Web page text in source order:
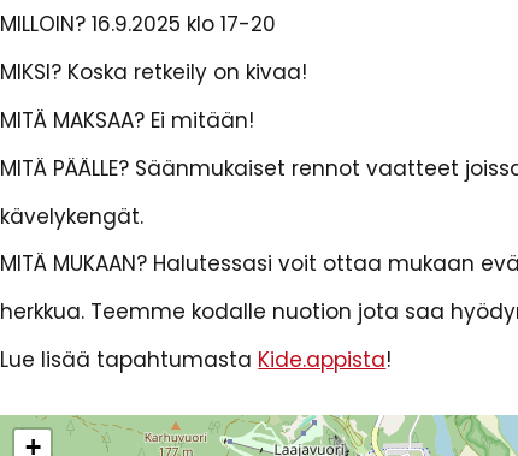
MILLOIN? 16.9.2025 klo 17-20
MIKSI? Koska retkeily on kivaa!
MITÄ MAKSAA? Ei mitään!
MITÄ PÄÄLLE? Säänmukaiset rennot vaatteet
kävelykengät.
MITÄ MUKAAN? Halutessasi voit ottaa mukaan
herkkua. Teemme kodalle nuotion jota saa
Lue lisää tapahtumasta Kide.appista!
+